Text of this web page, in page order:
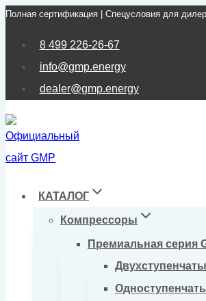
Перейти
Полная сертификация | Спецусловия для
8 499 226-26-67
info@gmp.energy
dealer@gmp.energy
КАТАЛОГ
Компрессоры
Премиальная серия